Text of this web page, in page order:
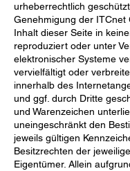
urheberrechtlich
Genehmigung der ITCnet
Inhalt dieser Seite in
reproduziert oder unter
elektronischer Systeme
vervielfältigt oder
innerhalb des
und ggf. durch Dritte
und Warenzeichen
uneingeschränkt den
jeweils gültigen
Besitzrechten der
Eigentümer. Allein